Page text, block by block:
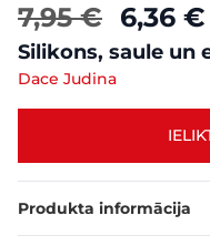
7,95 € 6,36 €
Silikons, saule un
Dace Judina
Produkta informācija